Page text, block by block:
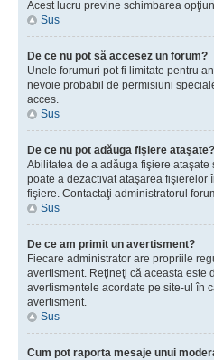
Acest lucru previne schimbarea
Sus
De ce nu pot să accesez un forum?
Unele forumuri pot fi limitate pentru
nevoie probabil de permisiuni
acces.
Sus
De ce nu pot adăuga fişiere ataşate?
Abilitatea de a adăuga fişiere ataşate
poate a dezactivat ataşarea fişierelor
fişiere. Contactaţi administratorul
Sus
De ce am primit un avertisment?
Fiecare administrator are propriile
avertisment. Reţineţi că aceasta
avertismentele acordate pe site-ul în
avertisment.
Sus
Cum pot raporta mesaje unui